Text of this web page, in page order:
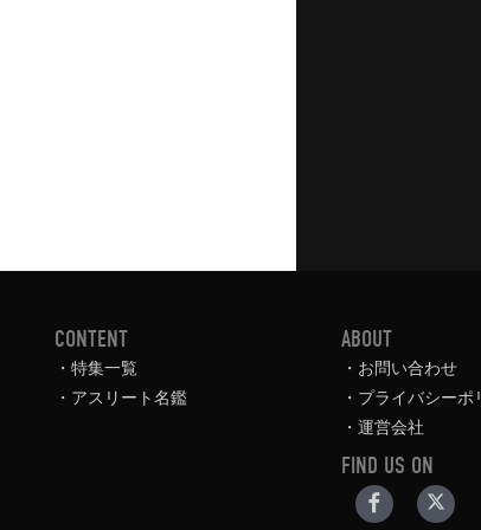
CONTENT
特集一覧
アスリート名鑑
ABOUT
お問い合わせ
プライバシーポ
運営会社
FIND US ON